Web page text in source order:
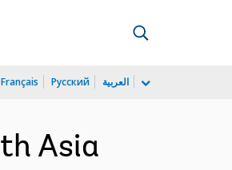
Français Русский العربية
Asia